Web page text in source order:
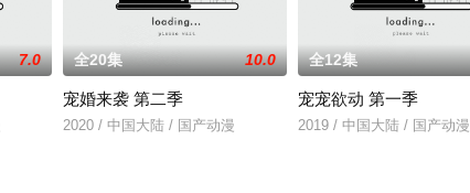
7.0 全20集 10.0
宠婚来袭 第二季
2020 / 中国大陆 / 国产动漫
全12集
宠宠欲动 第一季
2019 / 中国大陆 / 国产动漫